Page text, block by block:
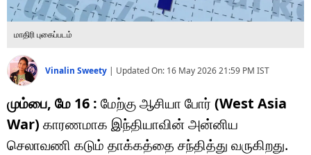
மாதிரி புகைப்படம்
Vinalin Sweety | Updated On: 16 May 2026 21:59 PM IST
மும்பை, மே 16 : மேற்கு ஆசியா போர் (West Asia
War) காரணமாக இந்தியாவின் அன்னிய
செலாவணி கடும் தாக்கத்தை சந்தித்து வருகிறது.